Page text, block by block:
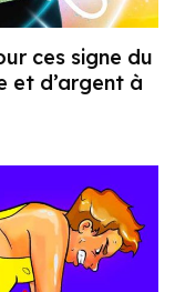
ces signe du
et d’argent à